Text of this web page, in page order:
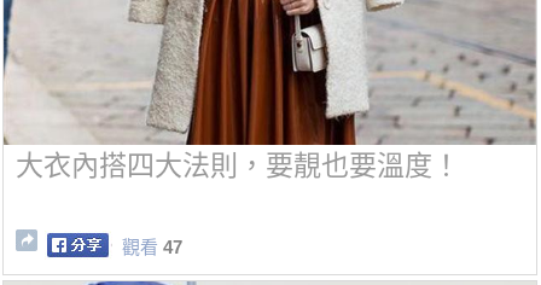
大衣內搭四大法則，要靚也要溫度！
觀看 47